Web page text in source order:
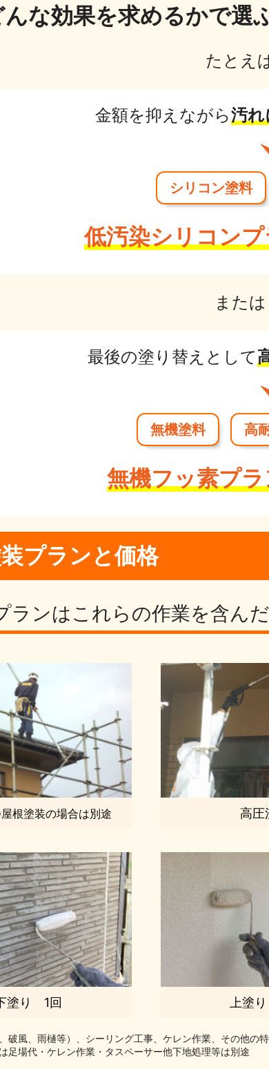
な効果を求めるかで選
たとえ
金額を抑えながら汚
シリコン塗料
低汚染シリコン
または
最後の塗り替えとして
無機塗料 高
無機フッ素プラ
プランと価格
ランはこれらの作業を含ん
根塗装の場合は別途 高圧
塗り 1回 上塗
破風、雨樋等）、シーリング工事、ケレン作業、その他の
足場代・ケレン作業・タスペーサー他下地処理等は別途